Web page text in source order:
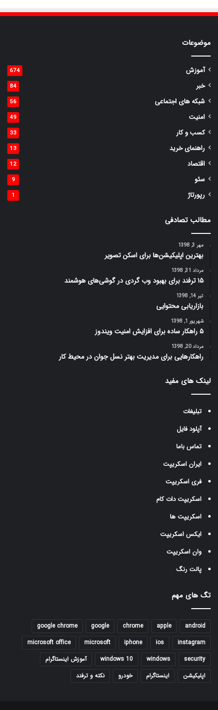
موضوعات
آموزش 674
خبر 84
شبکه های اجتماعی 56
امنیت 49
کسب و کار 33
راهنمای خرید 13
اقتصاد 12
سئو 9
رپورتاژ 1
مطالب تصادفی
مهر 3, 1398
بهترین اپلیکیشن‌ها برای اسکن تصویر
مرداد 31, 1398
۱۵ ترفند برای بهبود وب گردی در گوشی‌های هوشمند
تیر 14, 1398
بازاریابی محتوایی
شهریور 1, 1398
۵ راهکار ساده برای افزایش امنیت ویندوز
مرداد 20, 1398
راهکارهایی برای مدیریت بهتر نسل جوان در محیط کار
لینک های مفید
تبلیغات
آپلود فایل
تماس باما
ایران اسکریپت
فری اسکریپت
اسکریپت دات کام
اسکریپت ها
ایکس اسکریپت
وان اسکریپت
پالت رنگ
تگ های مهم
android
apple
chrome
google
google chrome
instagram
ios
iphone
microsoft
microsoft office
security
windows
windows 10
آموزش اینستاگرام
اپلیکیشن
اینستاگرام خودرو نکته و ترفند